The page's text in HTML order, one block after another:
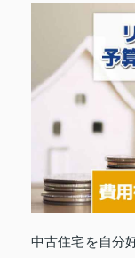
中古住宅を自分